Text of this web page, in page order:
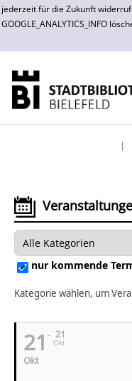
jederzeit für die Zukunft
GOOGLE_ANALYTICS_INFO
nur kommende
Kategorie wählen, um
21
Okt
21
Okt